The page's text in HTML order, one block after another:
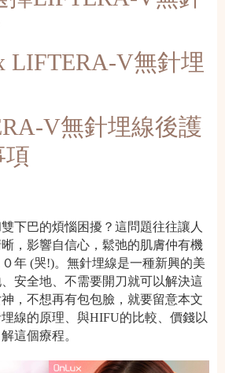
LIFTERA-V無針埋
V無針埋線後護
項
下巴的煩惱困擾？這問題往往讓人
，影響自信心，鬆弛的肌膚仲有機
年 (哭!)。無針埋線是一種新興的美
安全地、不需要開刀就可以解決這
，不想再有包包臉，就要留意本文
線的原理、與HIFU的比較、價錢以
這個療程。